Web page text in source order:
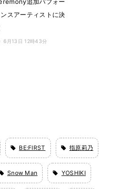
追加パフォー
スアーティストに決
6月13日 12時43分
BE:FIRST 指原莉乃
Snow Man YOSHIKI